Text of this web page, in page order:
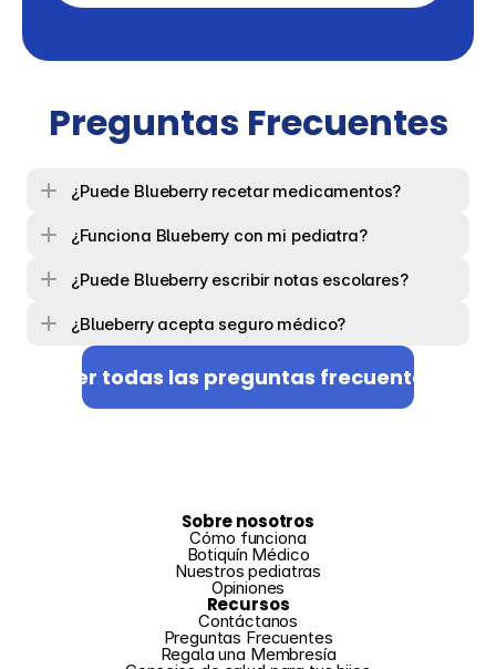
Preguntas Frecuentes
¿Puede Blueberry recetar medicamentos?
¿Funciona Blueberry con mi pediatra?
¿Puede Blueberry escribir notas escolares?
¿Blueberry acepta seguro médico?
Ver todas las preguntas frecuentes
Sobre nosotros
Cómo funciona
Botiquín Médico
Nuestros pediatras
Opiniones
Recursos
Contáctanos
Preguntas Frecuentes
Regala una Membresía